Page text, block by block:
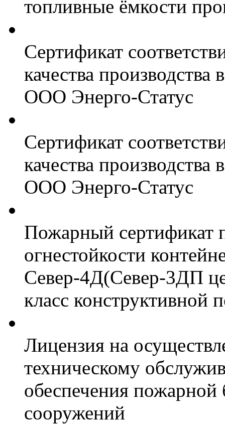
топливные ёмкости
Сертификат
качества
ООО Энерго-Статус
Сертификат
качества
ООО Энерго-Статус
Пожарный сертификат
огнестойкости
Север-4Д(Север-3ДП
класс конструктивной
Лицензия на
техническому
обеспечения пожарной
сооружений